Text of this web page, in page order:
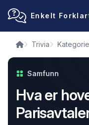
Enkelt
Trivia
Samfunn
Hva er